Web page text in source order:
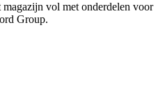
vol met onderdelen voor
Group.